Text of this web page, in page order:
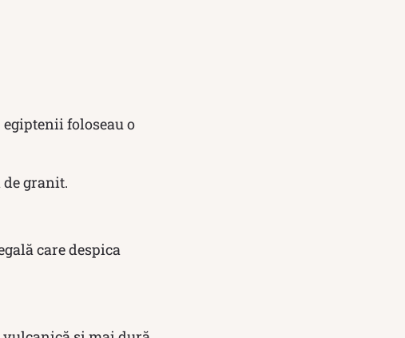
foloseau o
granit.
care despica